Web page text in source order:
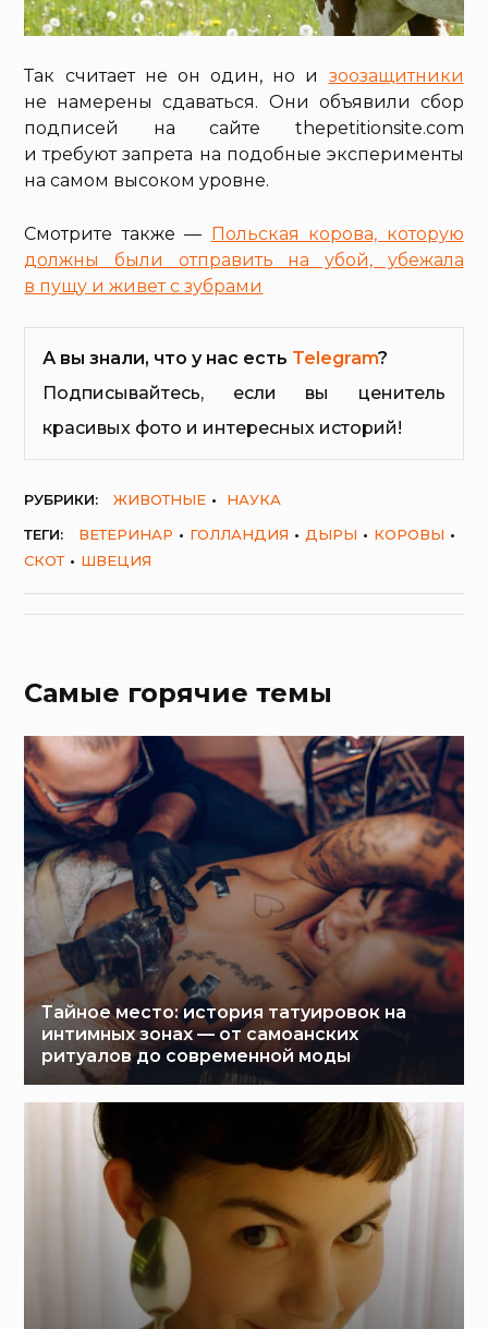
Так считает не он один, но и зоозащитники
не намерены сдаваться. Они объявили сбор
подписей на сайте thepetitionsite.com
и требуют запрета на подобные эксперименты
на самом высоком уровне.
Смотрите также — Польская корова, которую
должны были отправить на убой, убежала
в пущу и живет с зубрами
А вы знали, что у нас есть Telegram?
Подписывайтесь, если вы ценитель
красивых фото и интересных историй!
РУБРИКИ: ЖИВОТНЫЕ
НАУКА
ТЕГИ:
ВЕТЕРИНАР ГОЛЛАНДИЯ ДЫРЫ
КОРОВЫ
СКОТ
ШВЕЦИЯ
Самые горячие темы
Тайное место: история татуировок на
интимных зонах — от самоанских
ритуалов до современной моды